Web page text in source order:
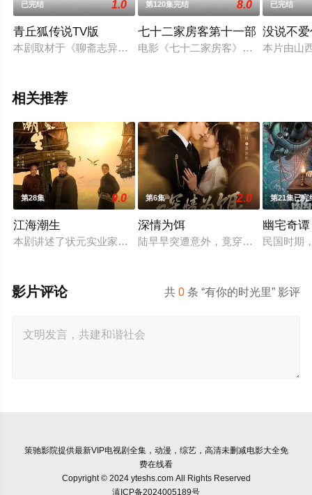
。已完结 1.0
青丘狐传说TV版
本剧取材于《聊斋志异》中的六个故事。《封三娘》：灵狐封三
第120集完结 8.0
七十二家房客第十一部
电影《七十二家房客》轰动一时，著
已完结
没说不
本片由山
相关推荐
第28集 9.0
江海潮生
本剧讲述了状元实业家张謇创办大生企业，实业报国的故事。甲
第6集 2.0
深情为饵
陆早早突遭意外，竟穿越成民国少
第21集已完
幽宅奇谭
民国时期
共0 条 “有你的时光里” 影评
影片评论
策驰影院提供最新VIP电视剧全集，动漫，综艺，高清未删减电影大全免
费在线看
Copyright © 2024 yteshs.com All Rights Reserved
滇ICP备2024005189号